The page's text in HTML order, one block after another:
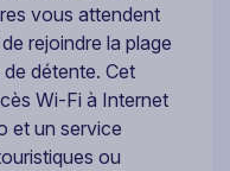
vous attendent
rejoindre la plage
détente. Cet
Wi-Fi à Internet
et un service
ou